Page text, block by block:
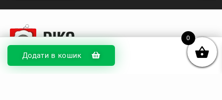
Додати в кошик
0